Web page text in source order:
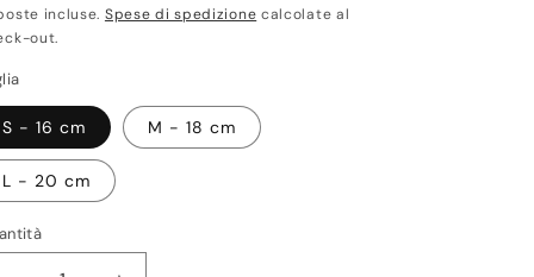
incluse. Spese di spedizione calcolate al
out.
S - 16 cm M - 18 cm
L - 20 cm